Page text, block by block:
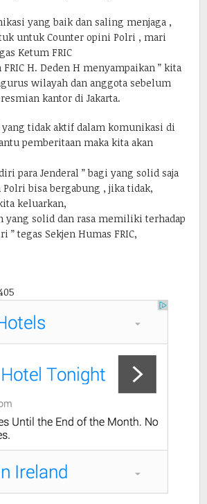
yang baik dan saling menjaga ,
untuk Counter opini Polri , mari
Ketum FRIC
H. Deden H menyampaikan ” kita
wilayah dan anggota sebelum
kantor di Jakarta.
tidak aktif dalam komunikasi di
pemberitaan maka kita akan
para Jenderal ” bagi yang solid saja
Polri bisa bergabung , jika tidak,
keluarkan,
yang solid dan rasa memiliki terhadap
” tegas Sekjen Humas FRIC,